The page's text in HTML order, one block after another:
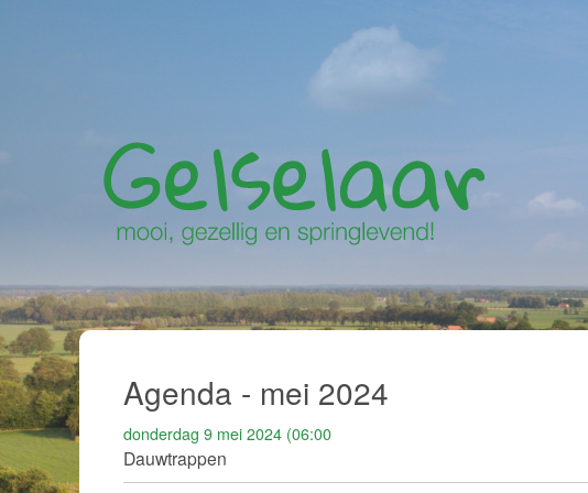
Agenda - mei 2024
donderdag 9 mei 2024 (06:00
Dauwtrappen